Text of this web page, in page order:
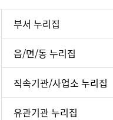
부서 누리집
읍/면/동 누리집
직속기관/사업소 누리집
유관기관 누리집